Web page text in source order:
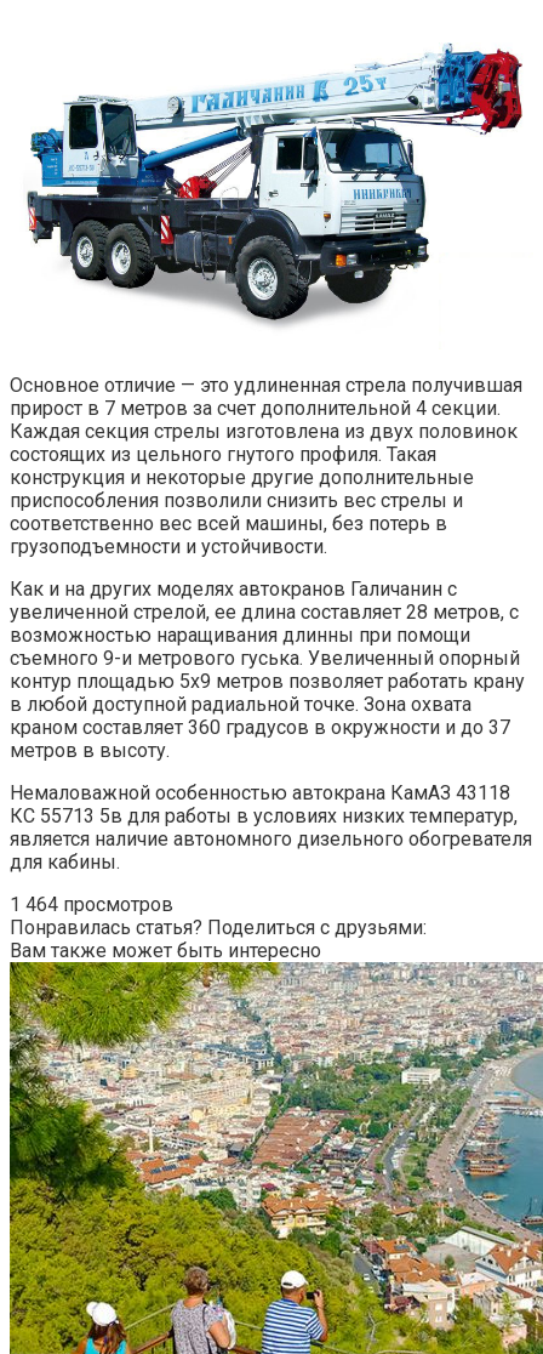
Основное отличие — это удлиненная стрела получившая
прирост в 7 метров за счет дополнительной 4 секции.
Каждая секция стрелы изготовлена из двух половинок
состоящих из цельного гнутого профиля. Такая
конструкция и некоторые другие дополнительные
приспособления позволили снизить вес стрелы и
соответственно вес всей машины, без потерь в
грузоподъемности и устойчивости.
Как и на других моделях автокранов Галичанин с
увеличенной стрелой, ее длина составляет 28 метров, с
возможностью наращивания длинны при помощи
съемного 9-и метрового гуська. Увеличенный опорный
контур площадью 5х9 метров позволяет работать крану
в любой доступной радиальной точке. Зона охвата
краном составляет 360 градусов в окружности и до 37
метров в высоту.
Немаловажной особенностью автокрана КамАЗ 43118
КС 55713 5в для работы в условиях низких температур,
является наличие автономного дизельного обогревателя
для кабины.
1 464 просмотров
Понравилась статья? Поделиться с друзьями:
Вам также может быть интересно